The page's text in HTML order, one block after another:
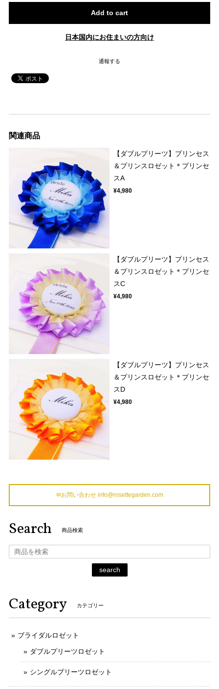
Add to cart
日本国内にお住まいの方向け
通報する
関連商品
【ダブルプリーツ】プリンセス
＆プリンスロゼット＊プリンセ
スA
¥4,980
【ダブルプリーツ】プリンセス
＆プリンスロゼット＊プリンセ
スC
¥4,980
【ダブルプリーツ】プリンセス
＆プリンスロゼット＊プリンセ
スD
¥4,980
✉お問い合わせ info@rosettegarden.com
Search 商品検索
search
Category カテゴリー
ブライダルロゼット
ダブルプリーツロゼット
シングルプリーツロゼット